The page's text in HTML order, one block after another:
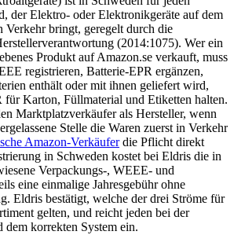
der Elektro- oder Elektronikgeräte auf dem
Verkehr bringt, geregelt durch die
(2014:1075). Wer ein
Produkt auf Amazon.se verkauft, muss
registrieren, Batterie-EPR ergänzen,
enthält oder mit ihnen geliefert wird,
für Karton, Füllmaterial und Etiketten halten.
Marktplatzverkäufer als Hersteller, wenn
Stelle die Waren zuerst in Verkehr
Amazon-Verkäuferdie Pflicht direkt
in Schweden kostet bei Eldris die in
Verpackungs-, WEEE- und
eine einmalige Jahresgebühr ohne
Eldris bestätigt, welche der drei Ströme für
gelten, und reicht jeden bei der
dem korrekten System ein.